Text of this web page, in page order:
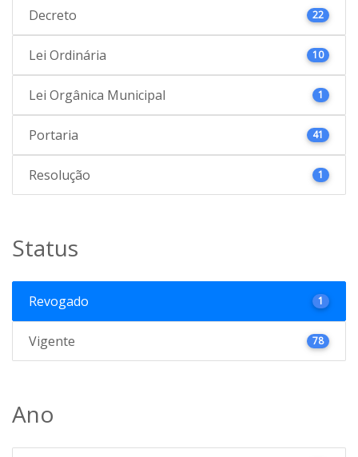
Decreto 22
Lei Ordinária 10
Lei Orgânica Municipal 1
Portaria 41
Resolução 1
Status
Revogado 1
Vigente 78
Ano